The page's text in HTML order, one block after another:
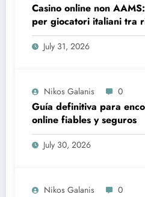
Casino online non
per giocatori italiani tra
opportunità e verifiche
July 31, 2026
Nikos Galanis 0
Guía definitiva para
online fiables y seguros
July 30, 2026
Nikos Galanis 0